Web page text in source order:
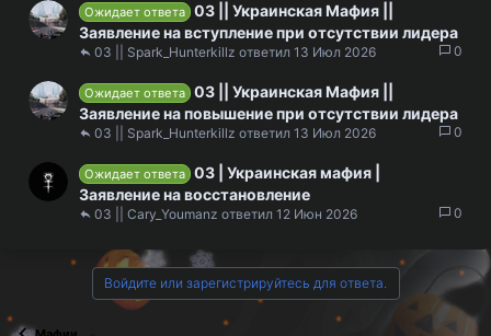
Ожидает ответа 03 || Украинская Мафия ||
Заявление на вступление при отсутствии лидера
0
13 Июл 2026
03 || Spark_Hunterkillz
Ожидает ответа 03 || Украинская Мафия ||
Заявление на повышение при отсутствии лидера
0
13 Июл 2026
03 || Spark_Hunterkillz
Ожидает ответа 03 | Украинская мафия |
Заявление на восстановление
0
12 Июн 2026
03 || Cary_Youmanz
Войдите или зарегистрируйтесь для ответа.